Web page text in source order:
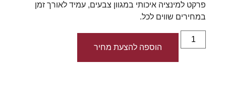
פרקט למינציה איכותי במגוון צבעים, עמיד לאורך זמן
במחירים שווים לכל.
הוספה להצעת מחיר